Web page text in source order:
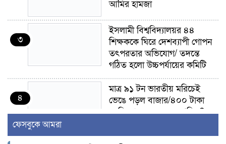
আমির হামজা
৩
ইসলামী বিশ্ববিদ্যালয়র ৪৪
শিক্ষককে ঘিরে দেশব্যাপী গোপন
তৎপরতার অভিযোগ/ তদন্তে
গঠিত হলো উচ্চপর্যায়ের কমিটি
৪
মাত্র ৯১ টন ভারতীয় মরিচেই
ভেঙে পড়ল বাজার/৪০০ টাকা
কেজি দাম কে ধরে রেখেছিল?
জুলাই আন্দোলন ছিল সম্মিলিত,
ফেসবুকে আমরা